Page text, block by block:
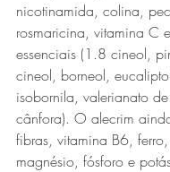
nicotinamida, colina,
rosmaricina, vitamina C
essenciais (1.8 cineol,
cineol, borneol,
isobornila, valerianato
cânfora). O alecrim
fibras, vitamina B6,
magnésio, fósforo e